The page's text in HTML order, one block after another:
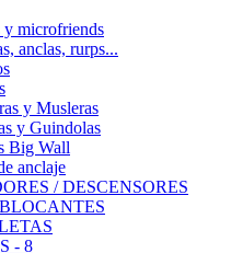
y microfriends
anclas, rurps...
y Musleras
y Guindolas
Big Wall
anclaje
/ DESCENSORES
- 8